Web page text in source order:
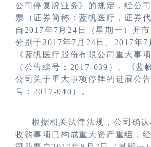
公司停复牌业务》的规定，经公
票（证券简称：蓝帆医疗，证券
自 2017年7 月 24 日（星期一）开
分别于2017年7 月 24 日、 2017年7
《蓝帆医疗股份有限公司重大事
（公告编号： 2017-039 ）、《蓝
公司关于重大事项停牌的进展公
号： 2017-040 ）。
根据相关法律法规，公司确
收购事项已构成重大资产重组，